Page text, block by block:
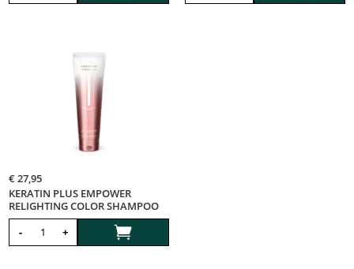
KERATIN PLUS EMPOWER
RELIGHTING COLOR SHAMPOO
€27,95
- + 